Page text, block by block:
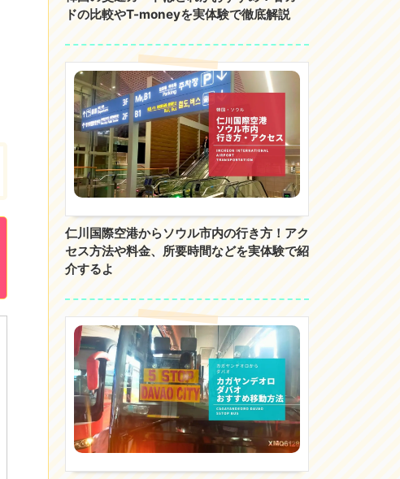
ドの比較やT-moneyを実体験で徹底解説
仁川国際空港からソウル市内の行き方！アク
セス方法や料金、所要時間などを実体験で紹
介するよ